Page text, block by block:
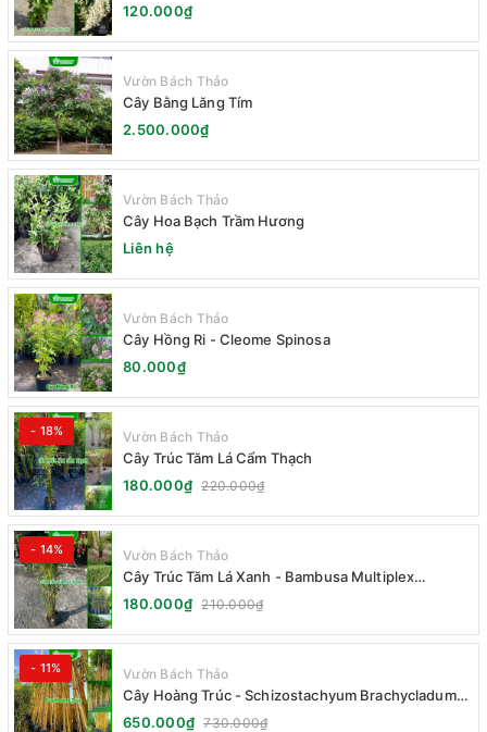
120.000₫
Vườn Bách Thảo
Cây Bằng Lăng Tím
2.500.000₫
Vườn Bách Thảo
Cây Hoa Bạch Trầm Hương
Liên hệ
Vườn Bách Thảo
Cây Hồng Ri - Cleome Spinosa
80.000₫
- 18% Vườn Bách Thảo
Cây Trúc Tăm Lá Cẩm Thạch
180.000₫ 220.000₫
- 14% Vườn Bách Thảo
Cây Trúc Tăm Lá Xanh - Bambusa Multiplex
Fernleaf
180.000₫ 210.000₫
- 11% Vườn Bách Thảo
Cây Hoàng Trúc - Schizostachyum Brachycladum
Yello
650.000₫ 730.000₫